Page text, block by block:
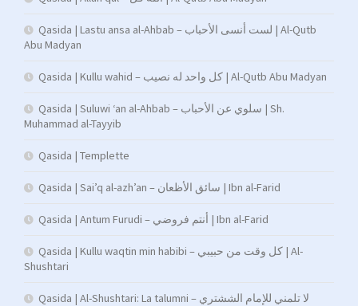
Qasida | Lastu ansa al-Ahbab – لست أنسى الأحباب | Al-Qutb
Abu Madyan
Qasida | Kullu wahid – كل واحد له نصيب | Al-Qutb Abu Madyan
Qasida | Suluwi ‘an al-Ahbab – سلوي عن الأحباب | Sh.
Muhammad al-Tayyib
Qasida | Templette
Qasida | Sai’q al-azh’an – سائق الأظعان | Ibn al-Farid
Qasida | Antum Furudi – أنتم فروضي | Ibn al-Farid
Qasida | Kullu waqtin min habibi – كل وقت من حبيبي | Al-
Shushtari
Qasida | Al-Shushtari: La talumni – لا تلمني للإمام الششتري